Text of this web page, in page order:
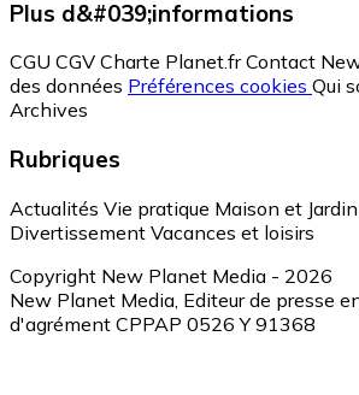
Plus d&#039;informations
CGU CGV Charte Planet.fr Contact
des données Préférences cookies Qui
Archives
Rubriques
Actualités Vie pratique Maison et Jardin
Divertissement Vacances et loisirs
Copyright New Planet Media - 2026
New Planet Media, Editeur de presse
d'agrément CPPAP 0526 Y 91368